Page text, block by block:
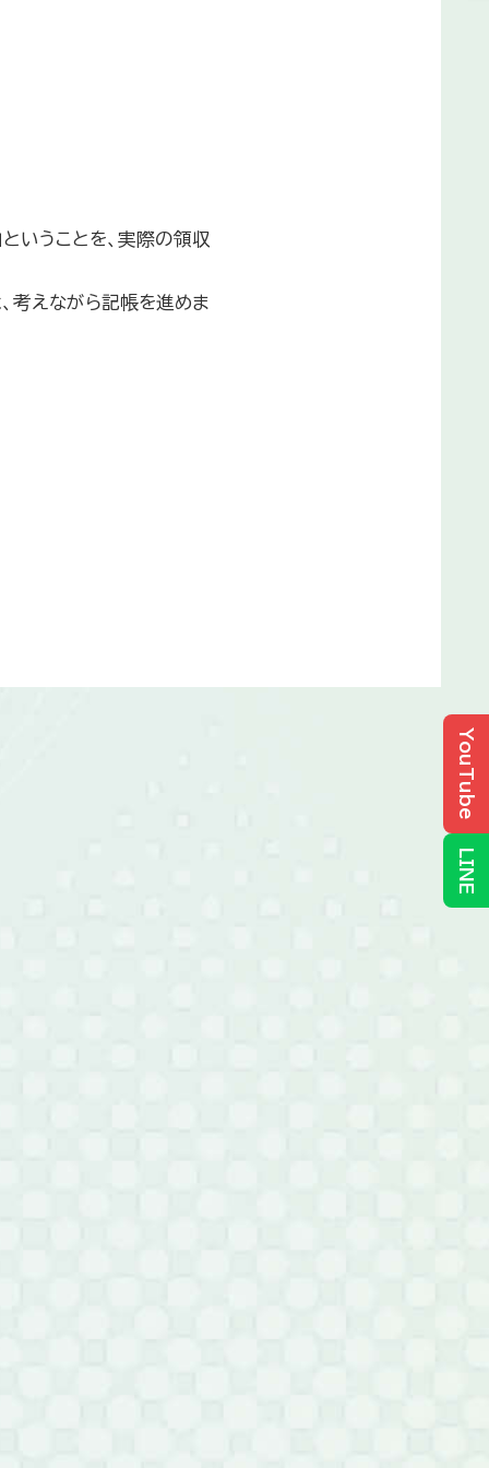
いうことを、実際の領収
考えながら記帳を進めま
YouTube
LINE